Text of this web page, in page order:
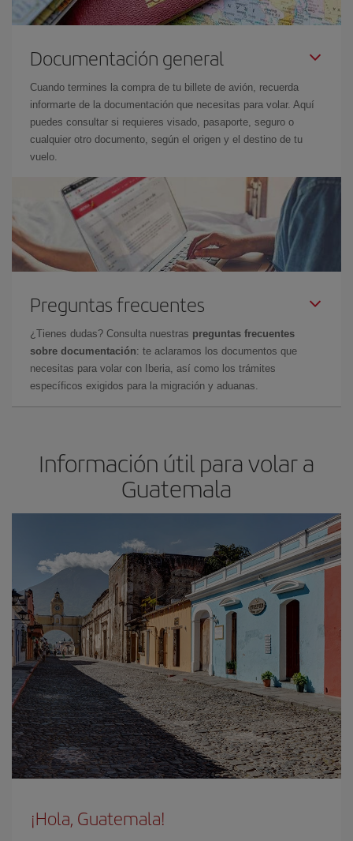
Documentación general
Cuando termines la compra de tu billete de avión, recuerda
informarte de la documentación que necesitas para volar. Aquí
puedes consultar si requieres visado, pasaporte, seguro o
cualquier otro documento, según el origen y el destino de tu
vuelo.
Preguntas frecuentes
¿Tienes dudas? Consulta nuestras preguntas frecuentes
sobre documentación: te aclaramos los documentos que
necesitas para volar con Iberia, así como los trámites
específicos exigidos para la migración y aduanas.
Información útil para volar a
Guatemala
¡Hola, Guatemala!